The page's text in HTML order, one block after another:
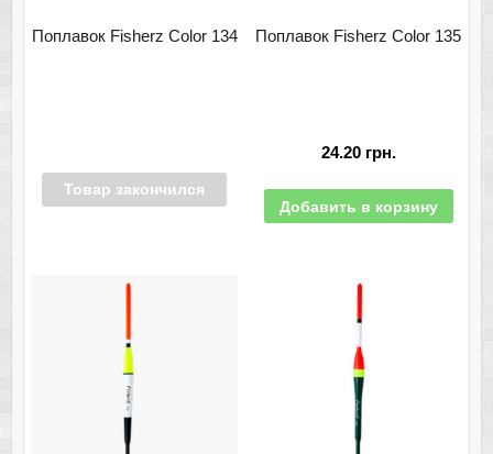
Поплавок Fisherz Color 134
Товар закончился
Поплавок Fisherz Color 135
24.20 грн.
Добавить в корзину